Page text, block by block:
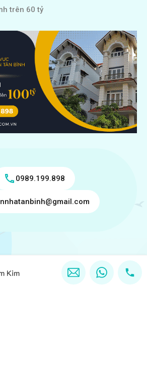
trên 60 tỷ
0989.199.898
Bán nhà tân bình Ghi rõ nguồn
khi phát hành lại thông tin từ website
Kim